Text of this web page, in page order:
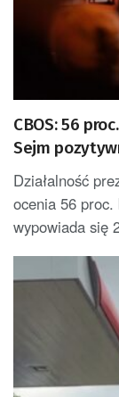
CBOS: 56
Sejm
proc.
Działalność
ocenia 56
wypowiada się